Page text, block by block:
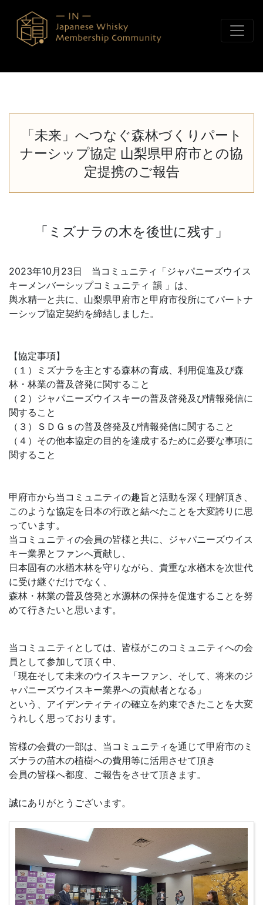
「未来」へつなぐ森林づくりパート
ナーシップ協定 山梨県甲府市との協
定提携のご報告
「ミズナラの木を後世に残す」
2023年10月23日 当コミュニティ「ジャパニーズウイス
キーメンバーシップコミュニティ 韻 」は、
輿水精一と共に、山梨県甲府市と甲府市役所にてパートナ
ーシップ協定契約を締結しました。
【協定事項】
（１）ミズナラを主とする森林の育成、利用促進及び森
林・林業の普及啓発に関すること
（２）ジャパニーズウイスキーの普及啓発及び情報発信に
関すること
（３）ＳＤＧｓの普及啓発及び情報発信に関すること
（４）その他本協定の目的を達成するために必要な事項に
関すること
甲府市から当コミュニティの趣旨と活動を深く理解頂き、
このような協定を日本の行政と結べたことを大変誇りに思
っています。
当コミュニティの会員の皆様と共に、ジャパニーズウイス
キー業界とファンへ貢献し、
日本固有の水楢木林を守りながら、貴重な水楢木を次世代
に受け継ぐだけでなく、
森林・林業の普及啓発と水源林の保持を促進することを努
めて行きたいと思います。
当コミュニティとしては、皆様がこのコミュニティへの会
員として参加して頂く中、
「現在そして未来のウイスキーファン、そして、将来のジ
ャパニーズウイスキー業界への貢献者となる」
という、アイデンティティの確立を約束できたことを大変
うれしく思っております。
皆様の会費の一部は、当コミュニティを通じて甲府市のミ
ズナラの苗木の植樹への費用等に活用させて頂き
会員の皆様へ都度、ご報告をさせて頂きます。
誠にありがとうございます。